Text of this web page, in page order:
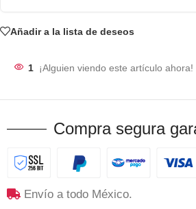
Añadir a la lista de deseos
1 ¡Alguien viendo este artículo ahora!
Compra segura
Envío a todo México.